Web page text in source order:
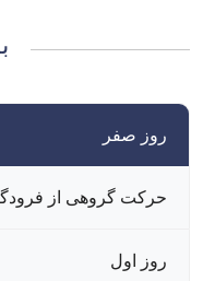
روز صفر
حرکت گروهی از
روز اول